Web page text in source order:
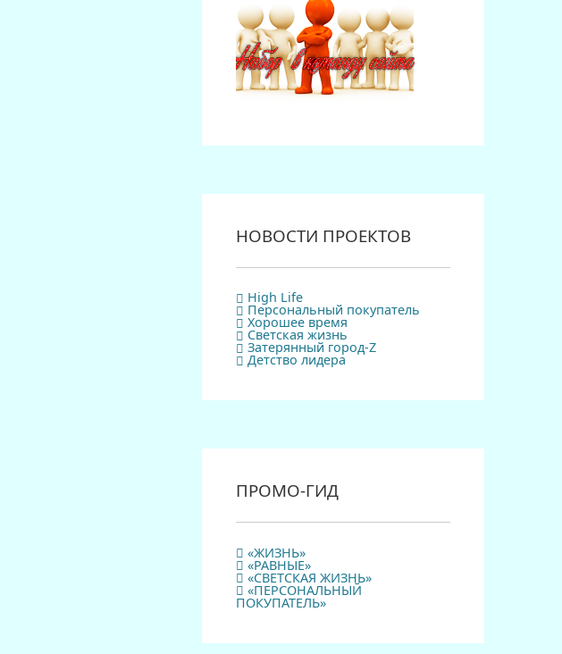
НОВОСТИ ПРОЕКТОВ
High Life
Персональный покупатель
Хорошее время
Светская жизнь
Затерянный город-Z
Детство лидера
ПРОМО-ГИД
«ЖИЗНЬ»
«РАВНЫЕ»
«СВЕТСКАЯ ЖИЗНЬ»
«ПЕРСОНАЛЬНЫЙ
ПОКУПАТЕЛЬ»